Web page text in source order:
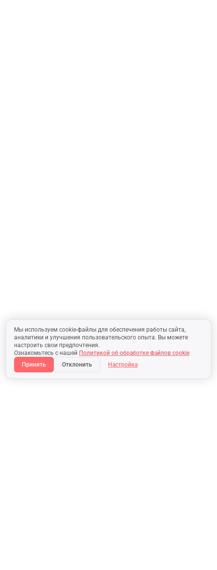
Мы используем cookie-файлы для обеспечения работы сайта,
аналитики и улучшения пользовательского опыта. Вы можете
настроить свои предпочтения.
Ознакомьтесь с нашей Политикой об обработке файлов cookie
Принять
Отклонить Настройка